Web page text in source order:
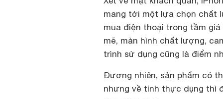
mang tới một lựa chọn chất
mua điện thoại trong tầm
mẽ, màn hình chất lượng,
trình sử dụng cũng là điểm
Đương nhiên, sản phẩm có
nhưng về tính thực dụng thì